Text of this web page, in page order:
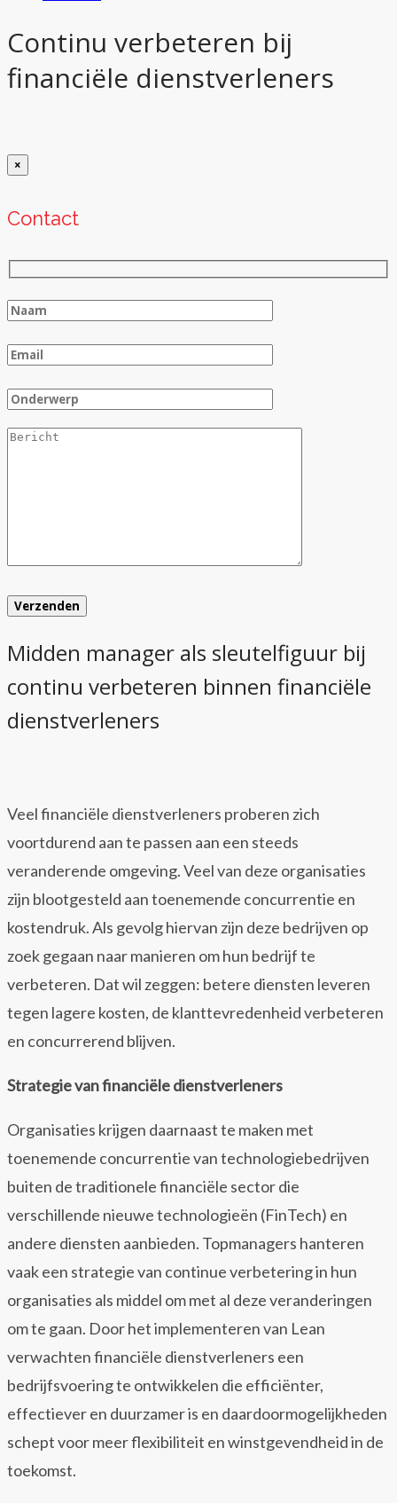
Continu verbeteren bij
financiële dienstverleners
×
Contact
Midden manager als sleutelfiguur bij
continu verbeteren binnen financiële
dienstverleners
Veel financiële dienstverleners proberen zich
voortdurend aan te passen aan een steeds
veranderende omgeving. Veel van deze organisaties
zijn blootgesteld aan toenemende concurrentie en
kostendruk. Als gevolg hiervan zijn deze bedrijven op
zoek gegaan naar manieren om hun bedrijf te
verbeteren. Dat wil zeggen: betere diensten leveren
tegen lagere kosten, de klanttevredenheid verbeteren
en concurrerend blijven.
Strategie van financiële dienstverleners
Organisaties krijgen daarnaast te maken met
toenemende concurrentie van technologiebedrijven
buiten de traditionele financiële sector die
verschillende nieuwe technologieën (FinTech) en
andere diensten aanbieden. Topmanagers hanteren
vaak een strategie van continue verbetering in hun
organisaties als middel om met al deze veranderingen
om te gaan. Door het implementeren van Lean
verwachten financiële dienstverleners een
bedrijfsvoering te ontwikkelen die efficiënter,
effectiever en duurzamer is en daardoormogelijkheden
schept voor meer flexibiliteit en winstgevendheid in de
toekomst.